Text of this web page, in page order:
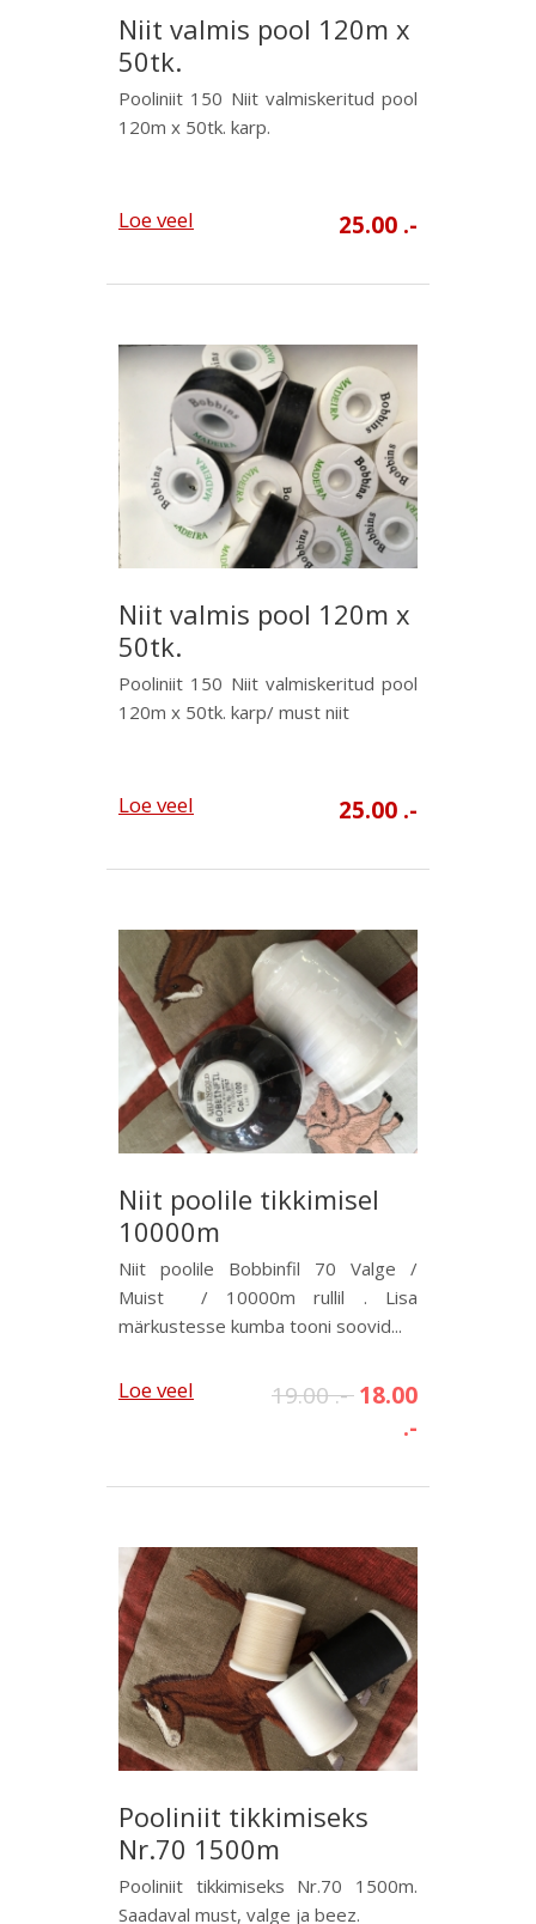
Niit valmis pool 120m x
50tk.
Pooliniit 150 Niit valmiskeritud pool
120m x 50tk. karp.
Loe veel 25.00 .-
Niit valmis pool 120m x
50tk.
Pooliniit 150 Niit valmiskeritud pool
120m x 50tk. karp/ must niit
Loe veel 25.00 .-
Niit poolile tikkimisel
10000m
Niit poolile Bobbinfil 70 Valge /
Muist / 10000m rullil . Lisa
märkustesse kumba tooni soovid...
Loe veel 19.00 .-18.00
.-
Pooliniit tikkimiseks
Nr.70 1500m
Pooliniit tikkimiseks Nr.70 1500m.
Saadaval must, valge ja beez.